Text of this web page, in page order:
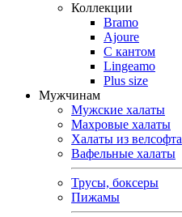
Коллекции
Bramo
Ajoure
С кантом
Lingeamo
Plus size
Мужчинам
Мужские халаты
Махровые халаты
Халаты из велсофта
Вафельные халаты
Трусы, боксеры
Пижамы